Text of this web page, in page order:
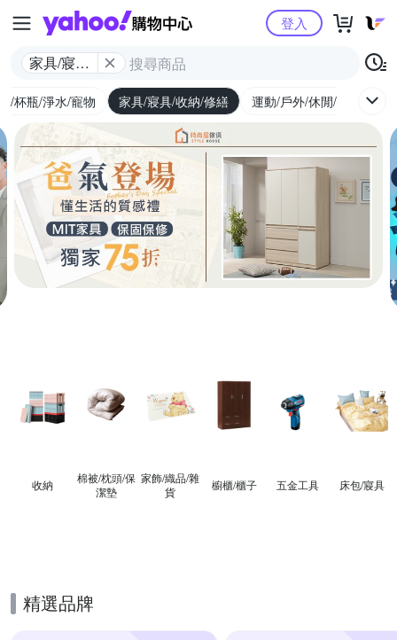
Yahoo購物中心
家具/寢具/
登入
/杯瓶/淨水/寵物 家具/寢具/收納/修繕 運動/戶外/休閒/健身
收納
棉被/枕頭/保
潔墊
家飾/織品/雜
貨
櫥櫃/櫃子 五金工具 床包/寢具
精選品牌